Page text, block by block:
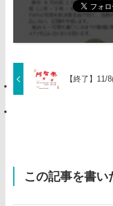
【終了】11/
この記事を書い